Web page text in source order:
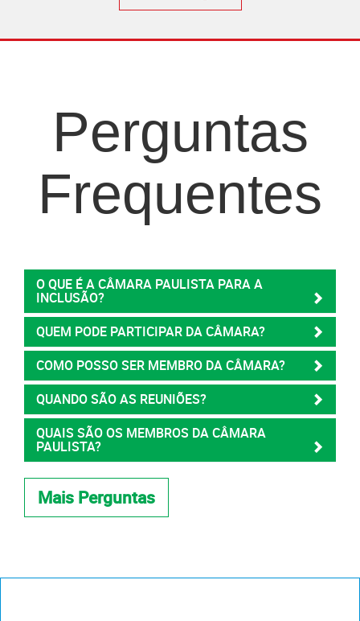
Perguntas
Frequentes
O QUE É A CÂMARA PAULISTA PARA A
INCLUSÃO?
QUEM PODE PARTICIPAR DA CÂMARA?
COMO POSSO SER MEMBRO DA CÂMARA?
QUANDO SÃO AS REUNIÕES?
QUAIS SÃO OS MEMBROS DA CÂMARA
PAULISTA?
Mais Perguntas